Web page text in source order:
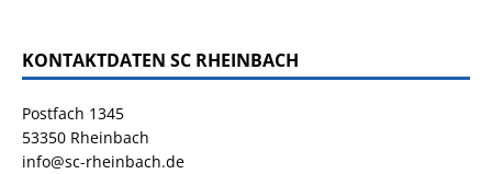
KONTAKTDATEN SC RHEINBACH
Postfach 1345
53350 Rheinbach
info@sc-rheinbach.de